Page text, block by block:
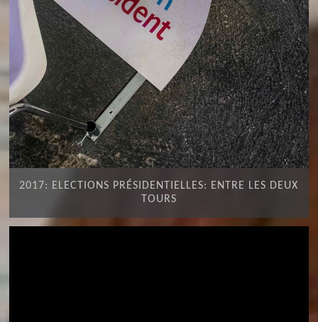
2017: ELECTIONS PRÉSIDENTIELLES: ENTRE LES DEUX
TOURS